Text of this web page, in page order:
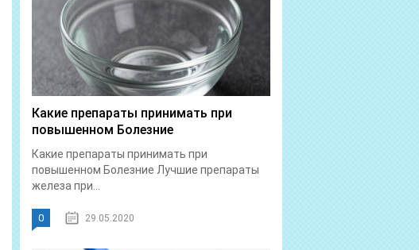
Какие препараты принимать при
повышенном Болезние
Какие препараты принимать при
повышенном Болезние Лучшие препараты
железа при...
0 29.05.2020